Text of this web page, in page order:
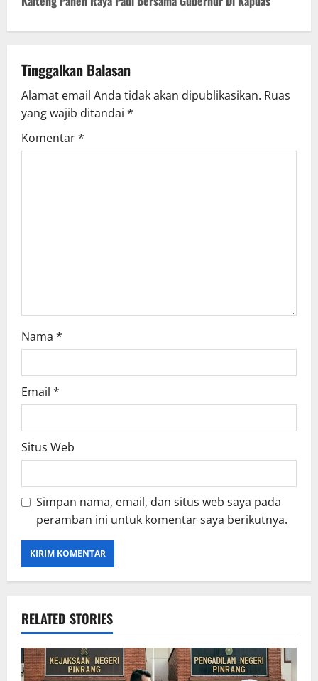
n
v
i
g
Tinggalkan Balasan
Alamat email Anda tidak akan dipublikasikan. Ruas
yang wajib ditandai *
Komentar*
Nama *
Email *
Situs Web
Simpan nama, email, dan situs web saya pada
peramban ini untuk komentar saya berikutnya.
RELATED STORIES